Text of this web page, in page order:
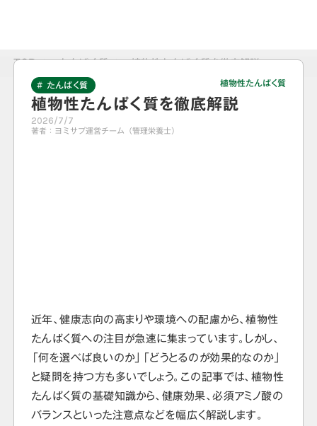
TOP > たんぱく質 > 植物性たんぱく質を徹底解説
# たんぱく質 植物性たんぱく質
植物性たんぱく質を徹底解説
2026/7/7
著者： ヨミサプ運営チーム（管理栄養士）
近年、健康志向の高まりや環境への配慮から、植物性
たんぱく質への注目が急速に集まっています。しかし、
「何を選べば良いのか」「どうとるのが効果的なのか」
と疑問を持つ方も多いでしょう。この記事では、植物性
たんぱく質の基礎知識から、健康効果、必須アミノ酸の
バランスといった注意点などを幅広く解説します。